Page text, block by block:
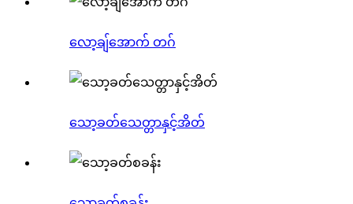
လော့ချ်အောက် တဂ်
သော့ခတ်သေတ္တာနှင့်အိတ်